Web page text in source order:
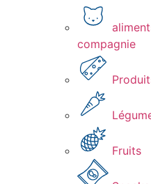
compagnie
Fruits